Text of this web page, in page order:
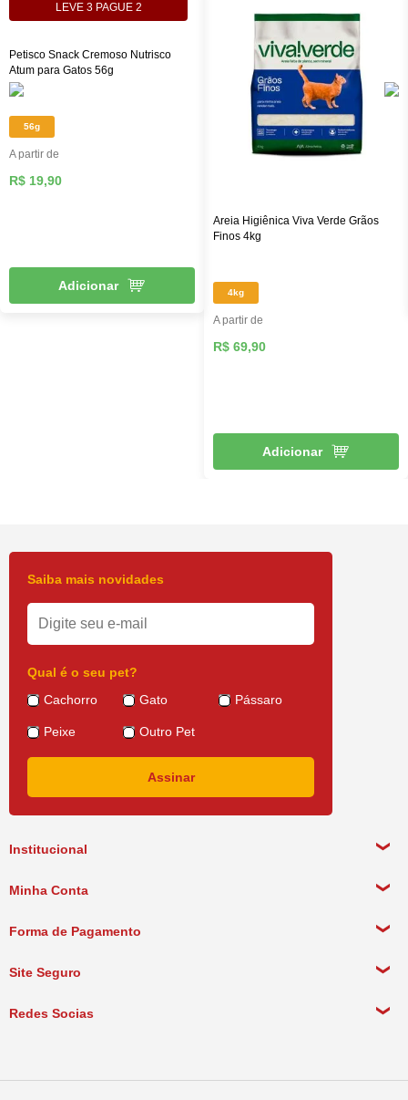
LEVE 3 PAGUE 2
Petisco Snack Cremoso Nutrisco
Atum para Gatos 56g
56g
A partir de
R$ 19,90
Adicionar
Areia Higiênica Viva Verde Grãos
Finos 4kg
4kg
A partir de
R$ 69,90
Adicionar
Institucional
Política de Pagamento
Política de Entrega
Minha Conta
Forma de Pagamento
Site Seguro
Redes Socias
Saiba mais novidades
Qual é o seu pet?
Cachorro
Gato Pássaro
Peixe Outro Pet